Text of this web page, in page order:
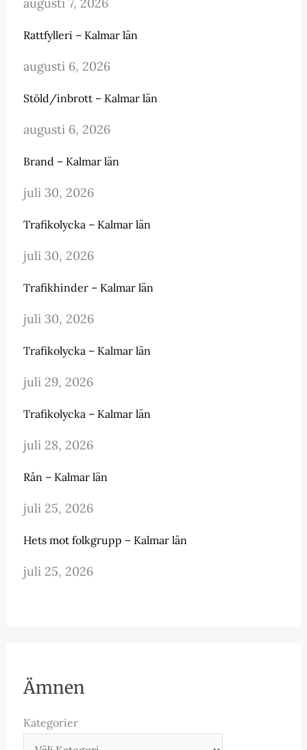
Rattfylleri – Kalmar län
augusti 6, 2026
Stöld/inbrott – Kalmar län
augusti 6, 2026
Brand – Kalmar län
juli 30, 2026
Trafikolycka – Kalmar län
juli 30, 2026
Trafikhinder – Kalmar län
juli 30, 2026
Trafikolycka – Kalmar län
juli 29, 2026
Trafikolycka – Kalmar län
juli 28, 2026
Rån – Kalmar län
juli 25, 2026
Hets mot folkgrupp – Kalmar län
juli 25, 2026
Ämnen
Kategorier